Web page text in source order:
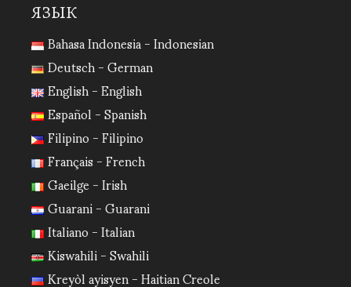
ЯЗЫК
Bahasa Indonesia - Indonesian
Deutsch - German
English - English
Español - Spanish
Filipino - Filipino
Français - French
Gaeilge - Irish
Guarani - Guarani
Italiano - Italian
Kiswahili - Swahili
Kreyòl ayisyen - Haitian Creole